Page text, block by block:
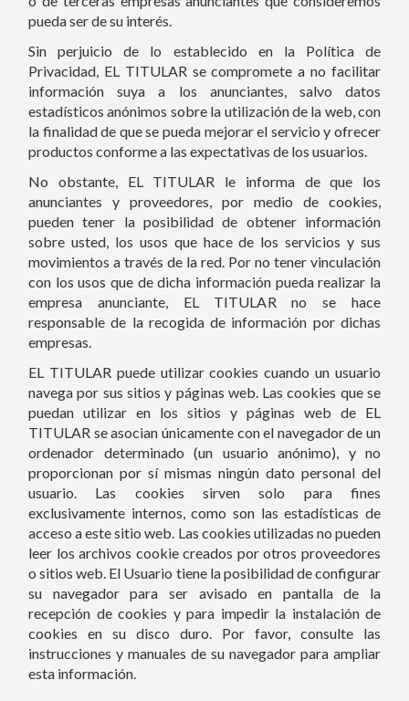
pueda ser de su interés.
Sin perjuicio de lo establecido en la Política de
Privacidad, EL TITULAR se compromete a no facilitar
información suya a los anunciantes, salvo datos
estadísticos anónimos sobre la utilización de la web, con
la finalidad de que se pueda mejorar el servicio y ofrecer
productos conforme a las expectativas de los usuarios.
No obstante, EL TITULAR le informa de que los
anunciantes y proveedores, por medio de cookies,
pueden tener la posibilidad de obtener información
sobre usted, los usos que hace de los servicios y sus
movimientos a través de la red. Por no tener vinculación
con los usos que de dicha información pueda realizar la
empresa anunciante, EL TITULAR no se hace
responsable de la recogida de información por dichas
empresas.
EL TITULAR puede utilizar cookies cuando un usuario
navega por sus sitios y páginas web. Las cookies que se
puedan utilizar en los sitios y páginas web de EL
TITULAR se asocian únicamente con el navegador de un
ordenador determinado (un usuario anónimo), y no
proporcionan por sí mismas ningún dato personal del
usuario. Las cookies sirven solo para fines
exclusivamente internos, como son las estadísticas de
acceso a este sitio web. Las cookies utilizadas no pueden
leer los archivos cookie creados por otros proveedores
o sitios web. El Usuario tiene la posibilidad de configurar
su navegador para ser avisado en pantalla de la
recepción de cookies y para impedir la instalación de
cookies en su disco duro. Por favor, consulte las
instrucciones y manuales de su navegador para ampliar
esta información.